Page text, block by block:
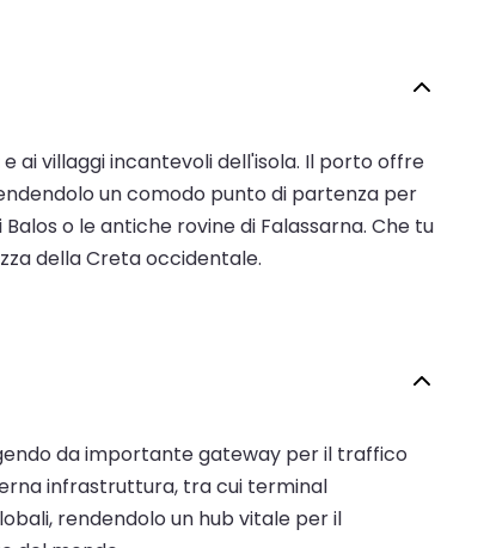
ai villaggi incantevoli dell'isola. Il porto offre
un comodo punto di partenza per
o le antiche rovine di Falassarna. Che tu
della Creta occidentale.
da importante gateway per il traffico
infrastruttura, tra cui terminal
rendendolo un hub vitale per il